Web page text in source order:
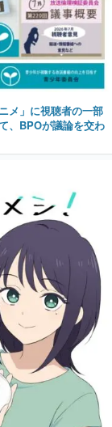
メ」に視聴者の一部
、BPOが議論を交わ